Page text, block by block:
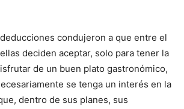
condujeron a que entre el
deciden aceptar, solo para tener la
de un buen plato gastronómico,
se tenga un interés en la
dentro de sus planes, sus